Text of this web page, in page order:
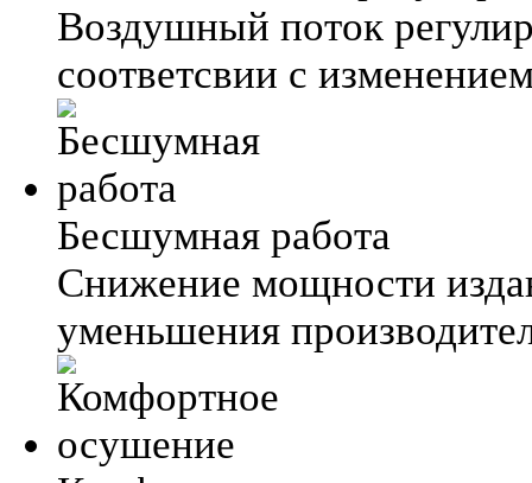
Воздушный поток
соответсвии с
Бесшумная работа
Снижение мощности
уменьшения